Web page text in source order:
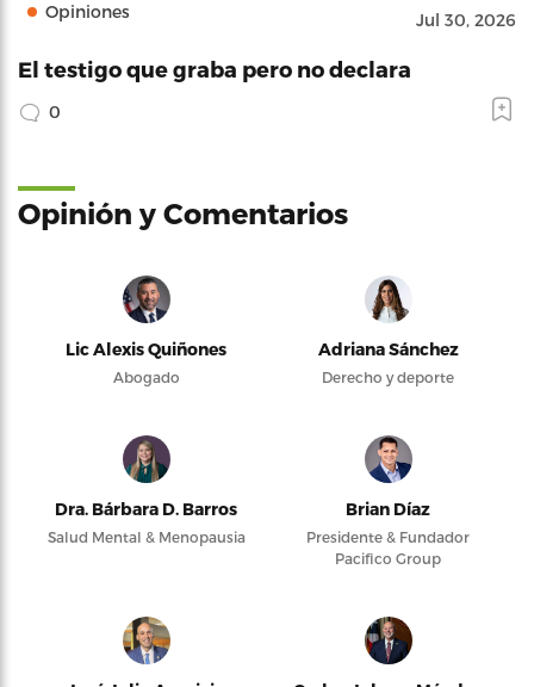
Opiniones Jul 30, 2026
El testigo que graba pero no declara
0
Opinión y Comentarios
Lic Alexis Quiñones
Abogado
Adriana Sánchez
Derecho y deporte
Dra. Bárbara D. Barros
Salud Mental & Menopausia
Brian Díaz
Presidente & Fundador
Pacifico Group